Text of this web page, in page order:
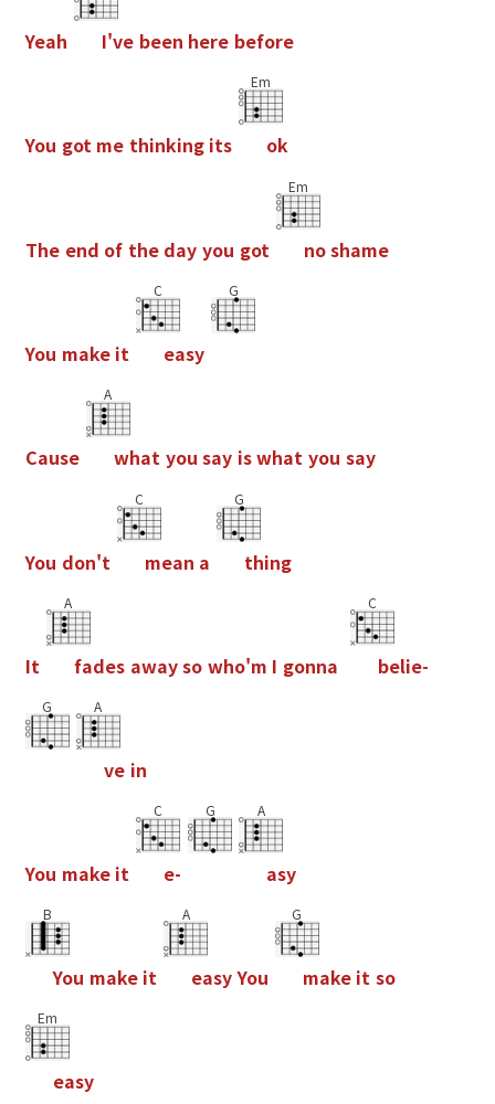
Yeah I've been here before
You got me thinking its
Em
ok
The end of the day you got
Em
noshame
You make it
C
easy
G
Cause
A
what you say iswhat you say
You don't
C
mean a
G
thing
It
A
fades awayso who'm I gonna
C
belie-
G A
ve in
You make it
C
e-
G A
asy
B
You make it
A
easyYou
G
make it so
Em
easy